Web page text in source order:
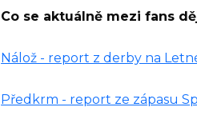
Co se aktuálně mezi fans
Nálož - report z derby na
Předkrm - report ze zápasu